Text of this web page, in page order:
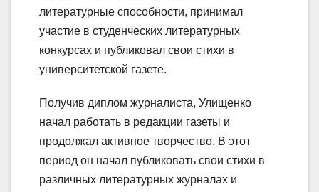
литературные способности, принимал
участие в студенческих литературных
конкурсах и публиковал свои стихи в
университетской газете.
Получив диплом журналиста, Улищенко
начал работать в редакции газеты и
продолжал активное творчество. В этот
период он начал публиковать свои стихи в
различных литературных журналах и